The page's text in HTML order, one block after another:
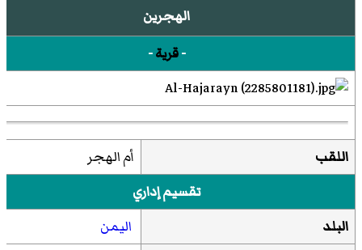
الهجرين
-قرية-
اللقب
أم الهجر
تقسيم إداري
البلد
اليمن